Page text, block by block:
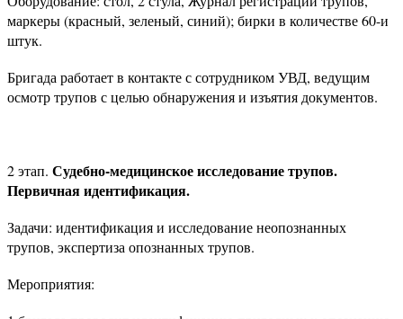
маркеры (красный, зеленый, синий); бирки в количестве 60-и
штук.
Бригада работает в контакте с сотрудником УВД, ведущим
осмотр трупов с целью обнаружения и изъятия документов.
2 этап. Судебно-медицинское исследование трупов.
Первичная идентификация.
Задачи: идентификация и исследование неопознанных
трупов, экспертиза опознанных трупов.
Мероприятия: